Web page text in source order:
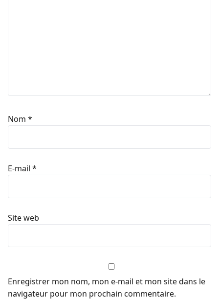
Nom *
E-mail *
Site web
Enregistrer mon nom, mon e-mail et mon site dans le
navigateur pour mon prochain commentaire.